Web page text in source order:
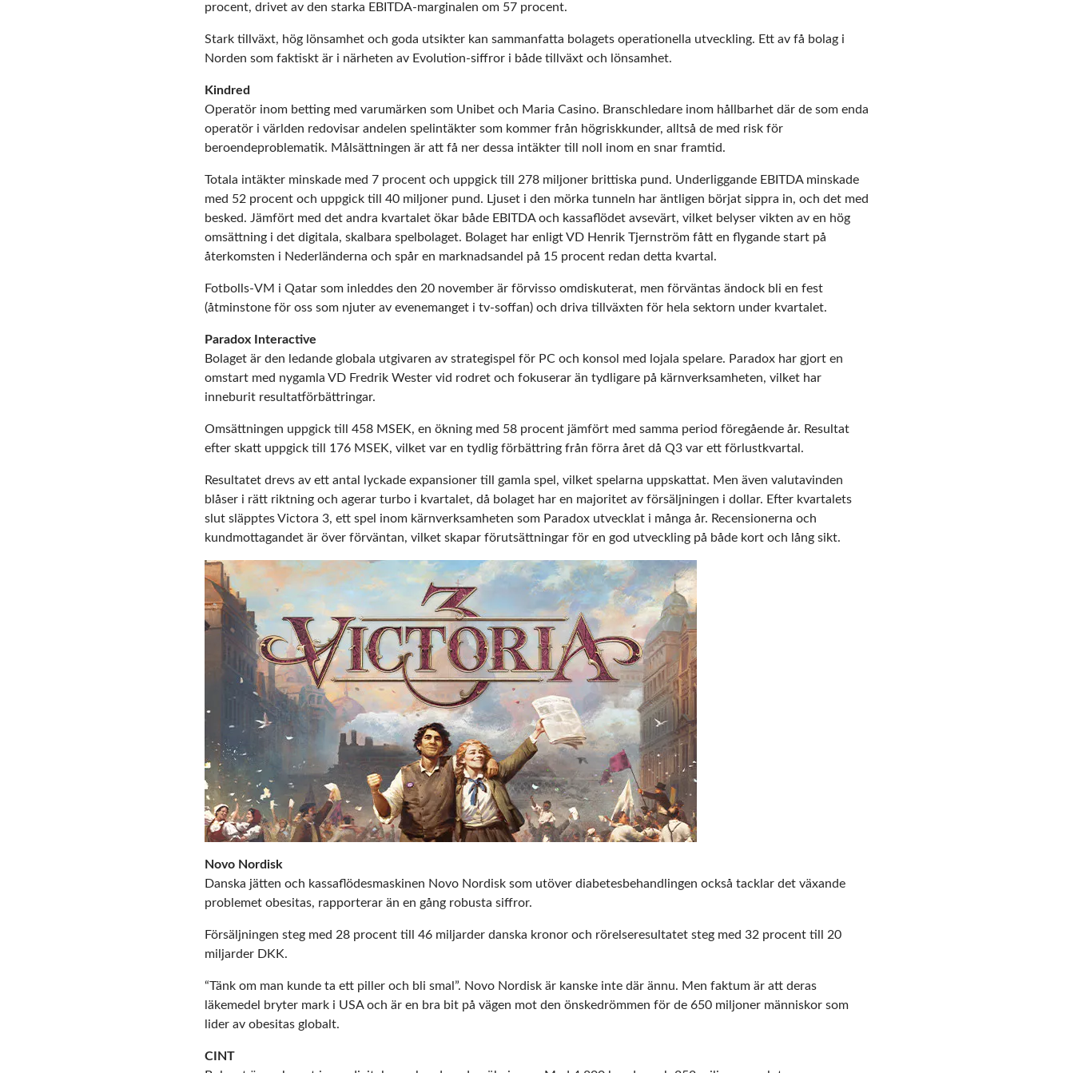
procent, drivet av den starka EBITDA-marginalen om 57 procent.
Stark tillväxt, hög lönsamhet och goda utsikter kan sammanfatta bolagets operationella utveckling. Ett av få bolag i
Norden som faktiskt är i närheten av Evolution-siffror i både tillväxt och lönsamhet.
Kindred
Operatör inom betting med varumärken som Unibet och Maria Casino. Branschledare inom hållbarhet där de som enda
operatör i världen redovisar andelen spelintäkter som kommer från högriskkunder, alltså de med risk för
beroendeproblematik. Målsättningen är att få ner dessa intäkter till noll inom en snar framtid.
Totala intäkter minskade med 7 procent och uppgick till 278 miljoner brittiska pund. Underliggande EBITDA minskade
med 52 procent och uppgick till 40 miljoner pund. Ljuset i den mörka tunneln har äntligen börjat sippra in, och det med
besked. Jämfört med det andra kvartalet ökar både EBITDA och kassaflödet avsevärt, vilket belyser vikten av en hög
omsättning i det digitala, skalbara spelbolaget. Bolaget har enligt VD Henrik Tjernström fått en flygande start på
återkomsten i Nederländerna och spår en marknadsandel på 15 procent redan detta kvartal.
Fotbolls-VM i Qatar som inleddes den 20 november är förvisso omdiskuterat, men förväntas ändock bli en fest
(åtminstone för oss som njuter av evenemanget i tv-soffan) och driva tillväxten för hela sektorn under kvartalet.
Paradox Interactive
Bolaget är den ledande globala utgivaren av strategispel för PC och konsol med lojala spelare. Paradox har gjort en
omstart med nygamla VD Fredrik Wester vid rodret och fokuserar än tydligare på kärnverksamheten, vilket har
inneburit resultatförbättringar.
Omsättningen uppgick till 458 MSEK, en ökning med 58 procent jämfört med samma period föregående år. Resultat
efter skatt uppgick till 176 MSEK, vilket var en tydlig förbättring från förra året då Q3 var ett förlustkvartal.
Resultatet drevs av ett antal lyckade expansioner till gamla spel, vilket spelarna uppskattat. Men även valutavinden
blåser i rätt riktning och agerar turbo i kvartalet, då bolaget har en majoritet av försäljningen i dollar. Efter kvartalets
slut släpptes Victora 3, ett spel inom kärnverksamheten som Paradox utvecklat i många år. Recensionerna och
kundmottagandet är över förväntan, vilket skapar förutsättningar för en god utveckling på både kort och lång sikt.
Novo Nordisk
Danska jätten och kassaflödesmaskinen Novo Nordisk som utöver diabetesbehandlingen också tacklar det växande
problemet obesitas, rapporterar än en gång robusta siffror.
Försäljningen steg med 28 procent till 46 miljarder danska kronor och rörelseresultatet steg med 32 procent till 20
miljarder DKK.
“Tänk om man kunde ta ett piller och bli smal”. Novo Nordisk är kanske inte där ännu. Men faktum är att deras
läkemedel bryter mark i USA och är en bra bit på vägen mot den önskedrömmen för de 650 miljoner människor som
lider av obesitas globalt.
CINT